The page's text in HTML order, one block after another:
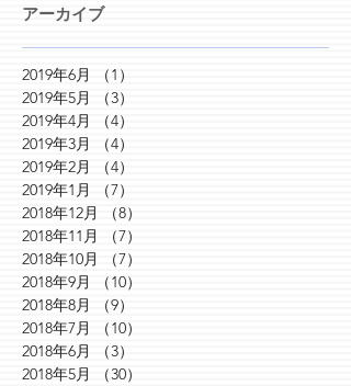
アーカイブ
2019年6月 （1）
2019年5月
（3）
2019年4月
（4）
2019年3月
（4）
2019年2月
（4）
2019年1月
（7）
2018年12月
（8）
2018年11月
（7）
2018年10月
（7）
2018年9月
（10）
2018年8月
（9）
2018年7月
（10）
2018年6月
（3）
2018年5月
（30）